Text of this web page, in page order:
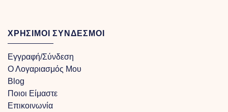
ΧΡΗΣΙΜΟΙ ΣΥΝΔΕΣΜΟΙ
Εγγραφή/Σύνδεση
Ο Λογαριασμός Μου
Blog
Ποιοι Είμαστε
Επικοινωνία